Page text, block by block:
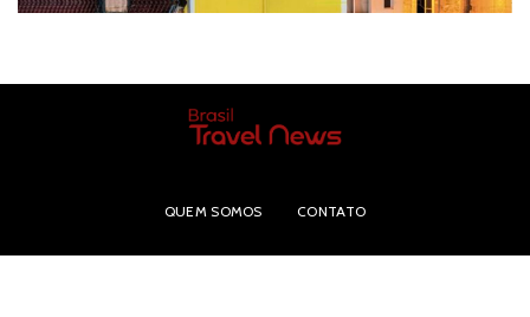
QUEM SOMOS CONTATO